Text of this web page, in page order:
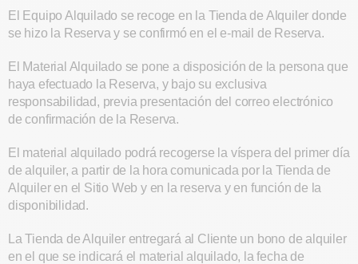
El Equipo Alquilado se recoge en la Tienda de Alquiler donde
se hizo la Reserva y se confirmó en el e-mail de Reserva.
El Material Alquilado se pone a disposición de la persona que
haya efectuado la Reserva, y bajo su exclusiva
responsabilidad, previa presentación del correo electrónico
de confirmación de la Reserva.
El material alquilado podrá recogerse la víspera del primer día
de alquiler, a partir de la hora comunicada por la Tienda de
Alquiler en el Sitio Web y en la reserva y en función de la
disponibilidad.
La Tienda de Alquiler entregará al Cliente un bono de alquiler
en el que se indicará el material alquilado, la fecha de